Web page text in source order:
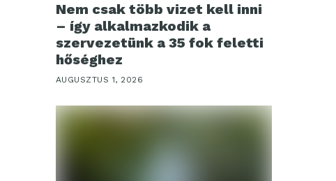
Nem csak több vizet kell inni
– így alkalmazkodik a
szervezetünk a 35 fok feletti
hőséghez
AUGUSZTUS 1, 2026